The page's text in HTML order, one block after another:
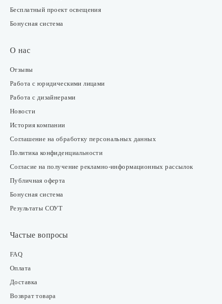
Бесплатный проект освещения
Бонусная система
О нас
Отзывы
Работа с юридическими лицами
Работа с дизайнерами
Новости
История компании
Соглашение на обработку персональных данных
Политика конфиденциальности
Согласие на получение рекламно-информационных рассылок
Публичная оферта
Бонусная система
Результаты СОУТ
Частые вопросы
FAQ
Оплата
Доставка
Возврат товара